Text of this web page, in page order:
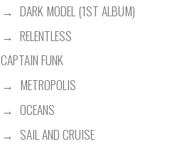
DARK MODEL (1ST ALBUM)
RELENTLESS
CAPTAIN FUNK
METROPOLIS
OCEANS
SAIL AND CRUISE